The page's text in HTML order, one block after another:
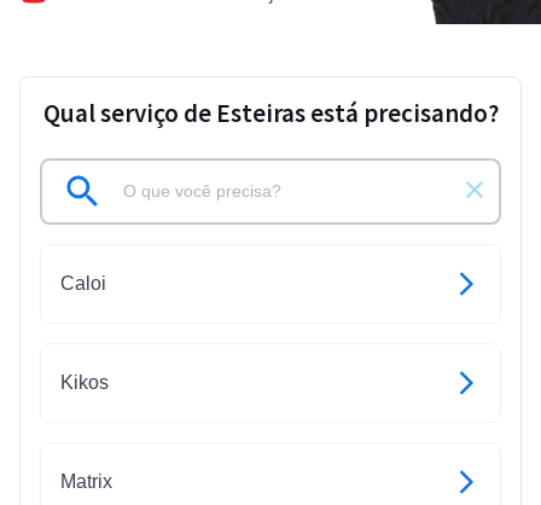
Qual serviço de Esteiras está precisando?
Caloi
Kikos
Matrix